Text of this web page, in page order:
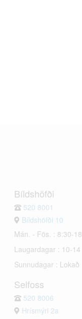
Bíldshöfði
520 8001
Bíldshöfði 10
Mán. - Fös. : 8:30-18
Laugardagar : 10-14
Sunnudagar : Lokað
Selfoss
520 8006
Hrísmýri 2a